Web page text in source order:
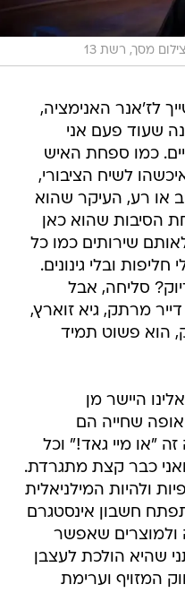
צילום מסך, רשת 13
לז'אנר האנימציה,
שעוד פעם אני
כמו ספחת האיש
לשיח הציבורי,
או רע, העיקר שהוא
הסיבות שהוא כאן
שירותים כמו כל
ובלי גינונים.
סליחה, אבל
דייר מרתק, גיא זוארץ,
הוא פשוט תמיד
היישר מן
שחייה הם
זה "או מיי גאד!" וכל
ואני כבר קצת מתגרדת.
ולהיות המילניאלית
חשבון אינסטגרם
ולמוצרים שאפשר
שהיא הולכת לעצבן
המזויף וערימת